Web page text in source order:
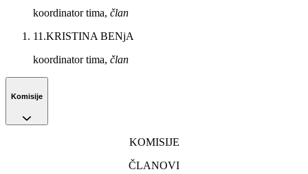
koordinator tima, član
11 .KRISTINA BENjA
koordinator tima, član
Komisije
KOMISIJE
ČLANOVI